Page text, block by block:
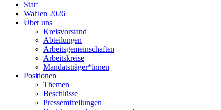
Start
Wahlen 2026
Über uns
Kreisvorstand
Abteilungen
Arbeitsgemeinschaften
Arbeitskreise
Mandatsträger*innen
Positionen
Themen
Beschlüsse
Pressemitteilungen